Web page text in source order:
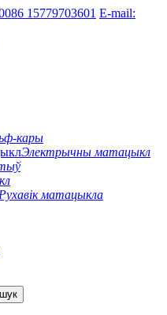
15779703601 E-mail:
кары
Электрычны матацыкл
Рухавік матацыкла